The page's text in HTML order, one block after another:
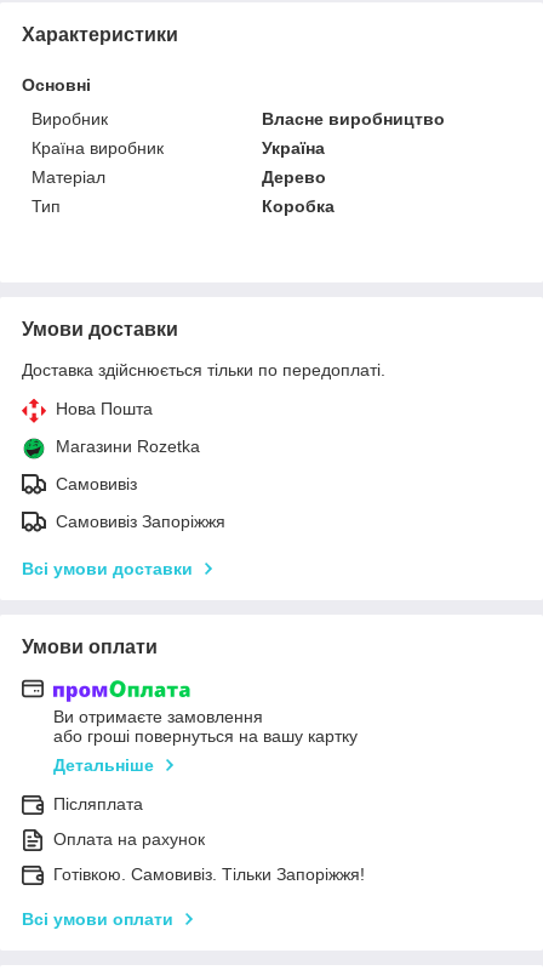
Характеристики
Основні
Виробник
Власне виробництво
Країна виробник
Україна
Матеріал
Дерево
Тип
Коробка
Умови доставки
Доставка здійснюється тільки по передоплаті.
Нова Пошта
Магазини Rozetka
Самовивіз
Самовивіз Запоріжжя
Всі умови доставки
Умови оплати
Ви отримаєте замовлення
або гроші повернуться на вашу картку
Детальніше
Післяплата
Оплата на рахунок
Готівкою. Самовивіз. Тільки Запоріжжя!
Всі умови оплати